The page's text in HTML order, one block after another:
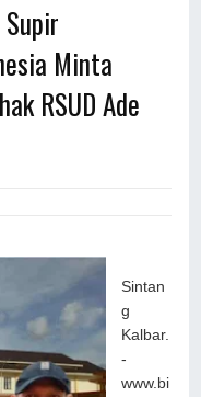
Minta
RSUD Ade
Sintan
g
Kalbar.
-
www.bi